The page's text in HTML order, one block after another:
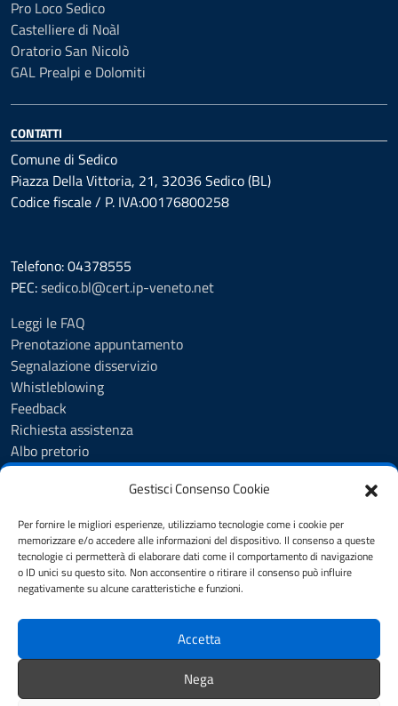
Gestisci Consenso Cookie
Per fornire le migliori esperienze, utilizziamo tecnologie come i cookie per
memorizzare e/o accedere alle informazioni del dispositivo. Il consenso a queste
tecnologie ci permetterà di elaborare dati come il comportamento di navigazione
o ID unici su questo sito. Non acconsentire o ritirare il consenso può influire
negativamente su alcune caratteristiche e funzioni.
Accetta
Nega
Pro Loco Sedico
Castelliere di Noàl
Oratorio San Nicolò
GAL Prealpi e Dolomiti
CONTATTI
Comune di Sedico
Piazza Della Vittoria, 21, 32036 Sedico (BL)
Codice fiscale / P. IVA:00176800258
Telefono: 04378555
PEC:sedico.bl@cert.ip-veneto.net
Leggi le FAQ
Prenotazione appuntamento
Segnalazione disservizio
Whistleblowing
Feedback
Richiesta assistenza
Albo pretorio
Amministrazione trasparente
Trattamento dati personali
Dichiarazione di accessibilità
SEGUICI SU
Facebook
Privacy policy